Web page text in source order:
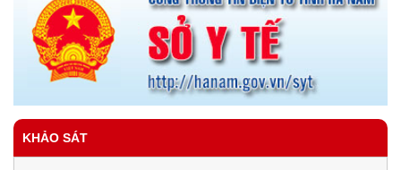
KHẢO SÁT